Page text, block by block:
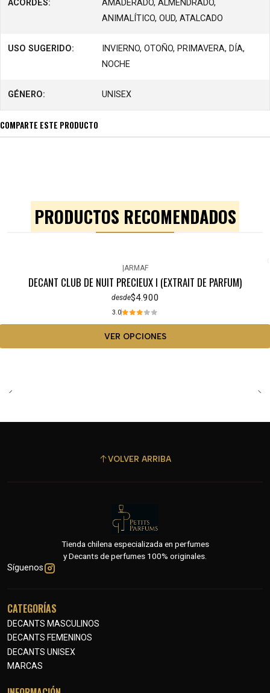
ACORDES:
AMADERADO, ALMENDRADO,
ANIMALÍTICO, OUD, ATALCADO
USO SUGERIDO:
INVIERNO, OTOÑO, PRIMAVERA, DÍA,
NOCHE
GÉNERO: UNISEX
COMPARTE ESTE PRODUCTO
PRODUCTOS RECOMENDADOS
ARMAF
DECANT CLUB DE NUIT PRECIEUX I (EXTRAIT DE PARFUM)
desde$4.900
3.0
VER OPCIONES
VOLVER ARRIBA
Tienda chilena especializada en perfumes
y Decants de perfumes 100% originales.
Síguenos
CATEGORÍAS
DECANTS MASCULINOS
DECANTS FEMENINOS
DECANTS UNISEX
MARCAS